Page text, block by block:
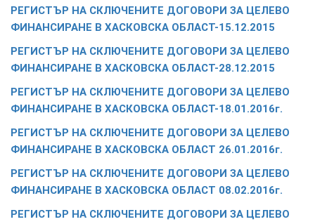
РЕГИСТЪР НА СКЛЮЧЕНИТЕ ДОГОВОРИ ЗА ЦЕЛЕВО
ФИНАНСИРАНЕ В ХАСКОВСКА ОБЛАСТ-15.12.2015
РЕГИСТЪР НА СКЛЮЧЕНИТЕ ДОГОВОРИ ЗА ЦЕЛЕВО
ФИНАНСИРАНЕ В ХАСКОВСКА ОБЛАСТ-28.12.2015
РЕГИСТЪР НА СКЛЮЧЕНИТЕ ДОГОВОРИ ЗА ЦЕЛЕВО
ФИНАНСИРАНЕ В ХАСКОВСКА ОБЛАСТ-18.01.2016г.
РЕГИСТЪР НА СКЛЮЧЕНИТЕ ДОГОВОРИ ЗА ЦЕЛЕВО
ФИНАНСИРАНЕ В ХАСКОВСКА ОБЛАСТ 26.01.2016г.
РЕГИСТЪР НА СКЛЮЧЕНИТЕ ДОГОВОРИ ЗА ЦЕЛЕВО
ФИНАНСИРАНЕ В ХАСКОВСКА ОБЛАСТ 08.02.2016г.
РЕГИСТЪР НА СКЛЮЧЕНИТЕ ДОГОВОРИ ЗА ЦЕЛЕВО